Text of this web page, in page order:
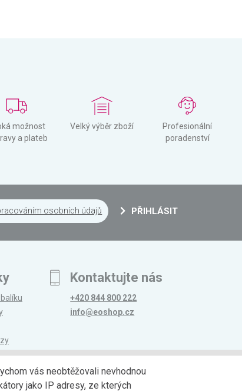
možnost
a plateb
Velký výběr zboží
Profesionální
poradenství
osobních údajů PŘIHLÁSIT
Kontaktujte nás
+420 844 800 222
info@eoshop.cz
vás neobtěžovali nevhodnou
jako IP adresy, ze kterých